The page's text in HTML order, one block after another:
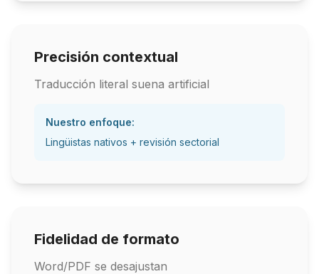
Precisión contextual
Traducción literal suena artificial
Nuestro enfoque:
Lingüistas nativos + revisión sectorial
Fidelidad de formato
Word/PDF se desajustan